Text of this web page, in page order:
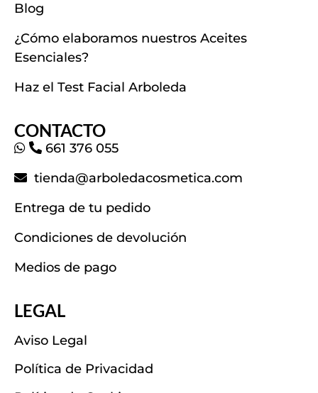
Blog
¿Cómo elaboramos nuestros Aceites
Esenciales?
Haz el Test Facial Arboleda
CONTACTO
661 376 055
tienda@arboledacosmetica.com
Entrega de tu pedido
Condiciones de devolución
Medios de pago
LEGAL
Aviso Legal
Política de Privacidad